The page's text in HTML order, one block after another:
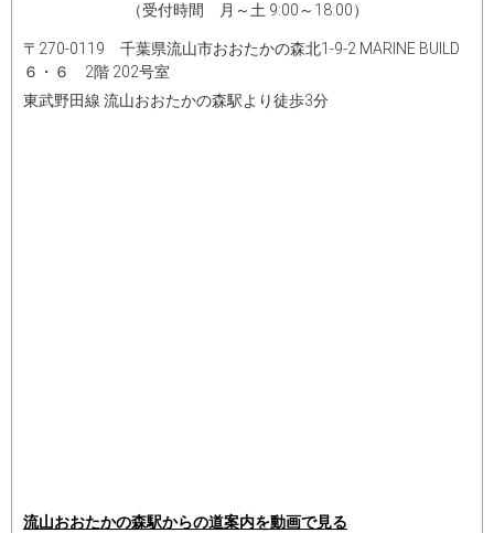
（受付時間 月～土 9:00～18:00）
〒270-0119 千葉県流山市おおたかの森北1-9-2 MARINE BUILD
６・６ 2階 202号室
東武野田線 流山おおたかの森駅より徒歩3分
流山おおたかの森駅からの道案内を動画で見る